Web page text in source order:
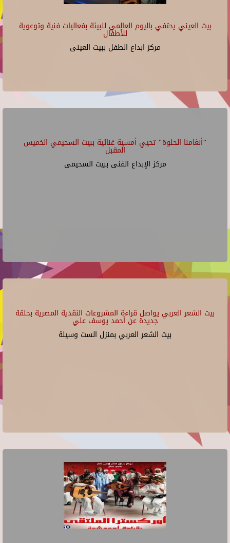
بيت العيني يحتفي باليوم العالمي للبيئة بفعاليات فنية وتوعوية
للأطفال
مركز ابداع الطفل ببيت العينى
"أنغامنا الحلوة" تحيي أمسية غنائية ببيت السحيمي الخميس
المقبل
مركز الإبداع الفنى ببيت السحيمى
بيت الشعر العربي يواصل قراءة المشروعات النقدية المصرية بحلقة
جديدة عن أحمد يوسف علي
بيت الشعر العربي بمنزل الست وسيلة